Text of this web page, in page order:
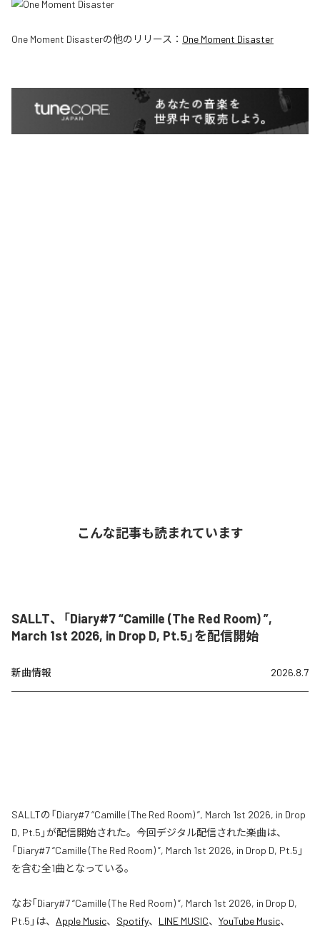
One Moment Disasterの他のリリース： One Moment Disaster
こんな記事も読まれています
SALLT、「Diary#7 “Camille (The Red Room) ”,
March 1st 2026, in Drop D, Pt.5」を配信開始
新曲情報 2026.8.7
SALLTの「Diary#7 “Camille (The Red Room) ”, March 1st 2026, in Drop
D, Pt.5」が配信開始された。今回デジタル配信された楽曲は、
「Diary#7 “Camille (The Red Room) ”, March 1st 2026, in Drop D, Pt.5」
を含む全1曲となっている。
なお「Diary#7 “Camille (The Red Room) ”, March 1st 2026, in Drop D,
Pt.5 」は、 Apple Music、 Spotify、 LINE MUSIC、 YouTube Music、